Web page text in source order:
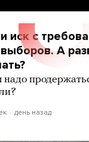
иск с
А
день назад